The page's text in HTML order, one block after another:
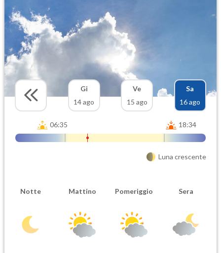
Gi
14 ago
Ve
15 ago
Sa
16 ago
06:35 18:34
Luna crescente
Notte Mattino Pomeriggio Sera